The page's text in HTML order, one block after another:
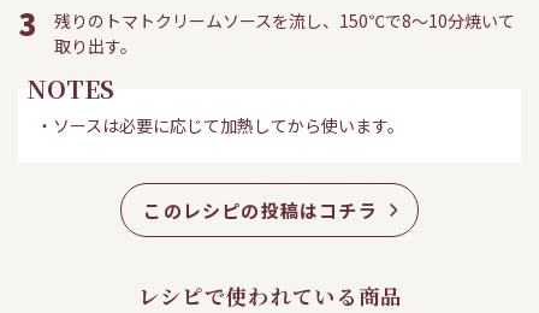
3
残りのトマトクリームソースを流し、150℃で8～10分焼いて
取り出す。
NOTES
・ソースは必要に応じて加熱してから使います。
このレシピの投稿はコチラ
レシピで使われている商品